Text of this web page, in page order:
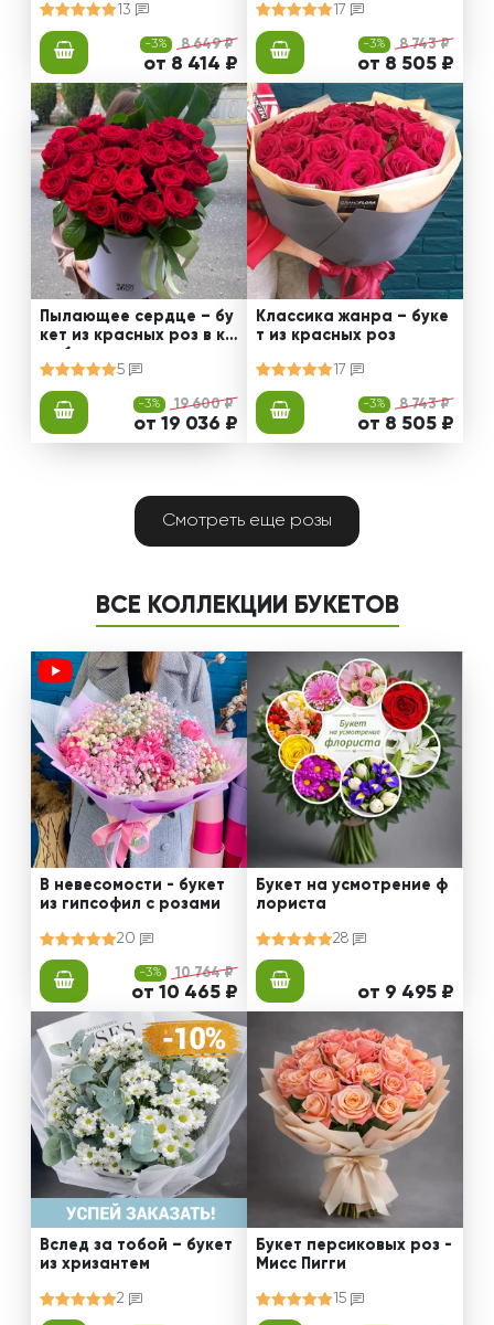
13
-3% 8 649 ₽
от 8 414 ₽
17
-3% 8 743 ₽
от 8 505 ₽
Пылающее сердце – бу
кет из красных роз в ко
робке
5
-3% 19 600 ₽
от 19 036 ₽
Классика жанра – буке
т из красных роз
17
-3% 8 743 ₽
от 8 505 ₽
Смотреть еще розы
ВСЕ КОЛЛЕКЦИИ БУКЕТОВ
В невесомости - букет
из гипсофил с розами
20
-3% 10 764 ₽
от 10 465 ₽
Букет на усмотрение ф
лориста
28
от 9 495 ₽
Вслед за тобой – букет
из хризантем
2
Букет персиковых роз -
Мисс Пигги
15